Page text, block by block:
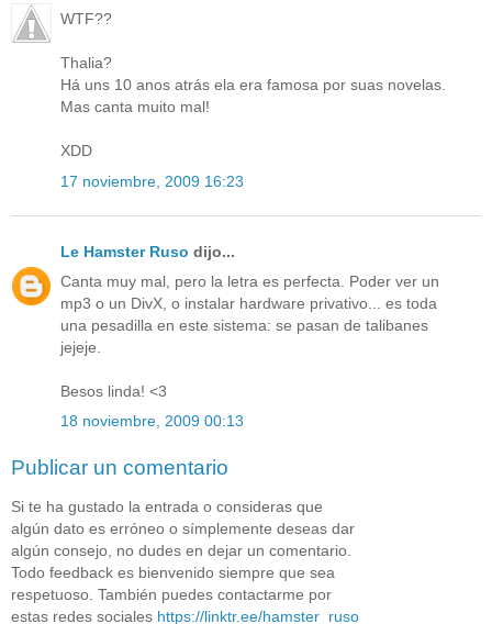
WTF??
Thalia?
Há uns 10 anos atrás ela era famosa por suas novelas.
Mas canta muito mal!
XDD
17 noviembre, 2009 16:23
Le Hamster Ruso dijo...
Canta muy mal, pero la letra es perfecta. Poder ver un
mp3 o un DivX, o instalar hardware privativo... es toda
una pesadilla en este sistema: se pasan de talibanes
jejeje.
Besos linda! <3
18 noviembre, 2009 00:13
Publicar un comentario
Si te ha gustado la entrada o consideras que
algún dato es erróneo o símplemente deseas dar
algún consejo, no dudes en dejar un comentario.
Todo feedback es bienvenido siempre que sea
respetuoso. También puedes contactarme por
estas redes sociales https://linktr.ee/hamster_ruso